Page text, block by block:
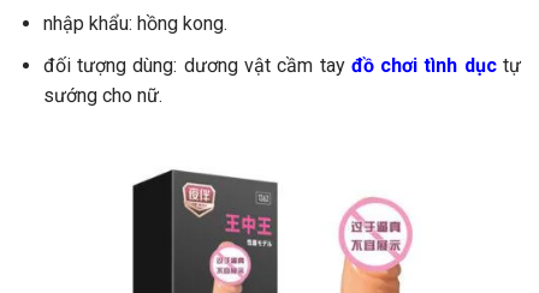
nhập khẩu: hồng kong.
đối tượng dùng: dương vật cầm tay đồ chơi tình dụctự
sướng cho nữ.